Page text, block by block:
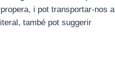
i pot transportar-nos a
també pot suggerir